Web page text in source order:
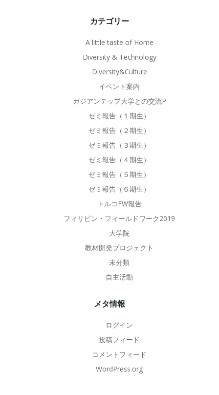
カテゴリー
A little taste of Home
Diversity & Technology
Diversity&Culture
イベント案内
ガジアンテップ大学との交流P
ゼミ報告（１期生）
ゼミ報告（２期生）
ゼミ報告（３期生）
ゼミ報告（４期生）
ゼミ報告（５期生）
ゼミ報告（６期生）
トルコFW報告
フィリピン・フィールドワーク2019
大学院
教材開発プロジェクト
未分類
自主活動
メタ情報
ログイン
投稿フィード
コメントフィード
WordPress.org